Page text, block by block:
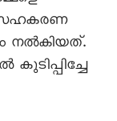
നൽകിയത്.